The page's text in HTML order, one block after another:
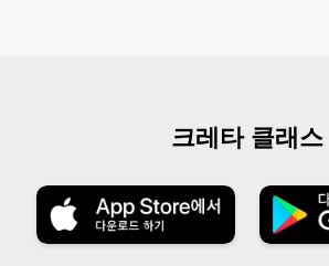
크레타 클래스